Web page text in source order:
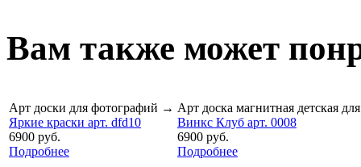
Вам также может
Арт доски для фотографий →
Яркие краски арт. dfd10
6900 руб.
Подробнее
Арт доска магнитная детская
Винкс Клуб арт. 0008
6900 руб.
Подробнее